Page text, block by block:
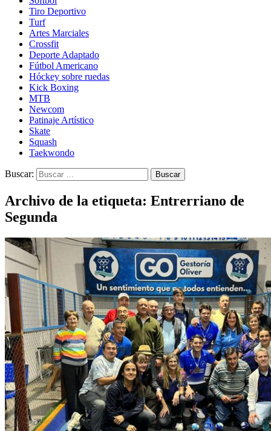
Tiro Deportivo
Turf
Artes Marciales
Crossfit
Deporte Adaptado
Fútbol Americano
Hóckey sobre ruedas
Kick Boxing
MTB
Newcom
Patinaje Artístico
Skate
Squash
Taekwondo
Buscar:
Archivo de la etiqueta: Entrerriano de
Segunda